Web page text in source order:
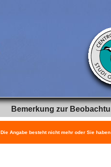
Bemerkung zur
Die Angabe besteht nicht mehr oder Sie